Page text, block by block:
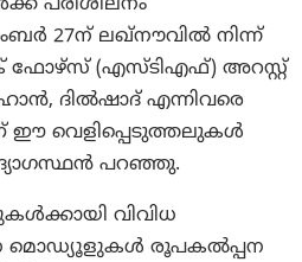
പരിശീലനം
27ന് ലഖ്‌നൗവിൽ നിന്ന്
ഫോഴ്‌സ് (എസ്‌ടിഎഫ്) അറസ്റ്റ്
ദിൽഷാദ് എന്നിവരെ
ഈ വെളിപ്പെടുത്തലുകൾ
പറഞ്ഞു.
വിവിധ
മൊഡ്യൂളുകൾ രൂപകൽപ്പന